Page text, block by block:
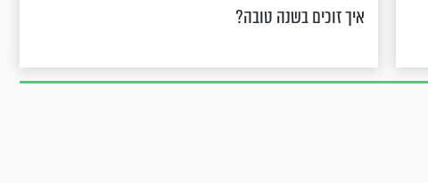
איך זוכים בשנה טובה?